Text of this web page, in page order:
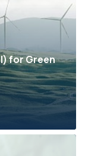
for Green